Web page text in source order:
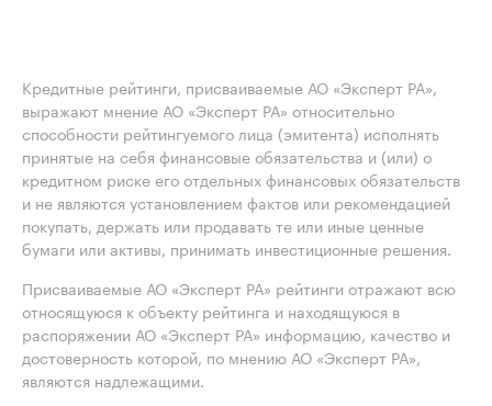
Кредитные рейтинги, присваиваемые АО «Эксперт РА»,
выражают мнение АО «Эксперт РА» относительно
способности рейтингуемого лица (эмитента) исполнять
принятые на себя финансовые обязательства и (или) о
кредитном риске его отдельных финансовых обязательств
и не являются установлением фактов или рекомендацией
покупать, держать или продавать те или иные ценные
бумаги или активы, принимать инвестиционные решения.
Присваиваемые АО «Эксперт РА» рейтинги отражают всю
относящуюся к объекту рейтинга и находящуюся в
распоряжении АО «Эксперт РА» информацию, качество и
достоверность которой, по мнению АО «Эксперт РА»,
являются надлежащими.